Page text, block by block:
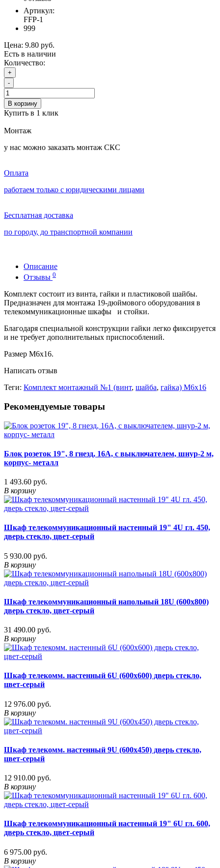
Артикул:
FFP-1
999
Цена: 9.80 руб.
Есть в наличии
Количество:
+
-
В корзину
Купить в 1 клик
Монтаж
у нас можно заказать монтаж СКС
Оплата
работаем только с юридическими лицами
Бесплатная доставка
по городу, до транспортной компании
Описание
Отзывы 0
Комплект состоит из винта, гайки и пластиковой шайбы.
Предназначен для монтажа 19-дюймового оборудования в
телекоммуникационные шкафы и стойки.
Благодаря специальной конструкции гайки легко фиксируется
и не требует дополнительных приспособлений.
Размер М6х16.
Написать отзыв
Теги: Комплект монтажный №1 (винт, шайба, гайка) М6х16
Рекомендуемые товары
Блок розеток 19", 8 гнезд, 16А, с выключателем, шнур-2 м,
корпус- металл
1 493.60 руб.
В корзину
Шкаф телекоммуникационный настенный 19" 4U гл. 450,
дверь стекло, цвет-серый
5 930.00 руб.
В корзину
Шкаф телекоммуникационный напольный 18U (600х800)
дверь стекло, цвет-серый
31 490.00 руб.
В корзину
Шкаф телекомм. настенный 6U (600x600) дверь стекло,
цвет-серый
12 976.00 руб.
В корзину
Шкаф телекомм. настенный 9U (600x450) дверь стекло,
цвет-серый
12 910.00 руб.
В корзину
Шкаф телекоммуникационный настенный 19" 6U гл. 600,
дверь стекло, цвет-серый
6 975.00 руб.
В корзину